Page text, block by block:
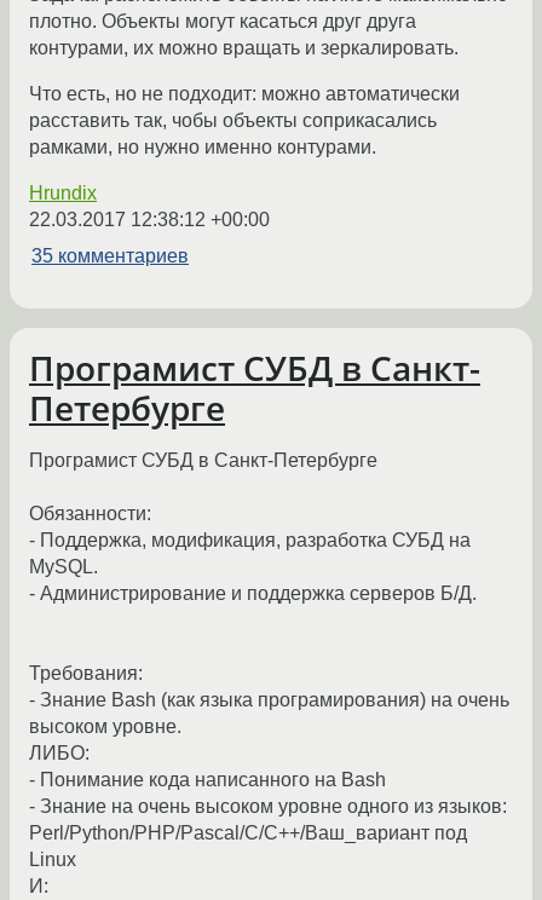
плотно. Объекты могут касаться друг друга
контурами, их можно вращать и зеркалировать.
Что есть, но не подходит: можно автоматически
расставить так, чобы объекты соприкасались
рамками, но нужно именно контурами.
Hrundix
22.03.2017 12:38:12 +00:00
35 комментариев
Програмист СУБД в Санкт-
Петербурге
Програмист СУБД в Санкт-Петербурге
Обязанности:
- Поддержка, модификация, разработка СУБД на
MySQL.
- Администрирование и поддержка серверов Б/Д.
Требования:
- Знание Bash (как языка програмирования) на очень
высоком уровне.
ЛИБО:
- Понимание кода написанного на Bash
- Знание на очень высоком уровне одного из языков:
Perl/Python/PHP/Pascal/C/C++/Ваш_вариант под
Linux
И: